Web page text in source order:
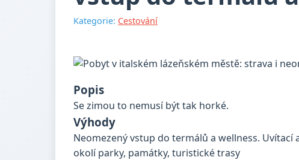
Kategorie: Cestování
Popis
Se zimou to nemusí být tak horké.
Výhody
Neomezený vstup do termálů a wellness. Uvítací
okolí parky, památky, turistické trasy